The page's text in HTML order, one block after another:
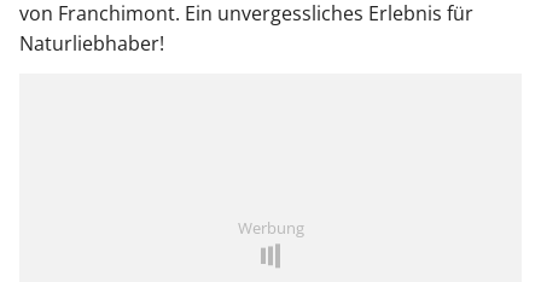
von Franchimont. Ein unvergessliches Erlebnis für
Naturliebhaber!
Werbung